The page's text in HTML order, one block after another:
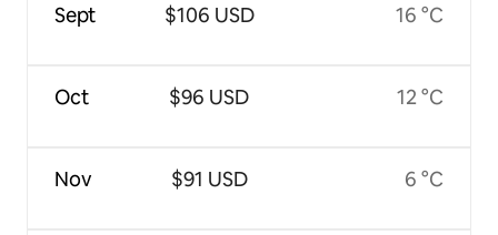
Sept
Oct
Nov
$106 USD
$96 USD
$91 USD
16 °C
12 °C
6 °C